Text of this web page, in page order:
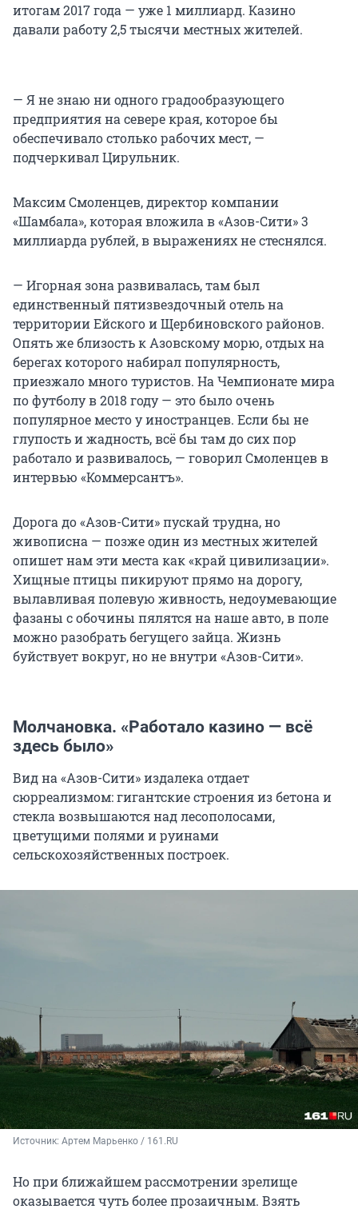
итогам 2017 года — уже 1 миллиард. Казино
давали работу 2,5 тысячи местных жителей.
— Я не знаю ни одного градообразующего
предприятия на севере края, которое бы
обеспечивало столько рабочих мест, —
подчеркивал Цирульник.
Максим Смоленцев, директор компании
«Шамбала», которая вложила в «Азов-Сити» 3
миллиарда рублей, в выражениях не стеснялся.
— Игорная зона развивалась, там был
единственный пятизвездочный отель на
территории Ейского и Щербиновского районов.
Опять же близость к Азовскому морю, отдых на
берегах которого набирал популярность,
приезжало много туристов. На Чемпионате мира
по футболу в 2018 году — это было очень
популярное место у иностранцев. Если бы не
глупость и жадность, всё бы там до сих пор
работало и развивалось, — говорил Смоленцев в
интервью «Коммерсантъ».
Дорога до «Азов-Сити» пускай трудна, но
живописна — позже один из местных жителей
опишет нам эти места как «край цивилизации».
Хищные птицы пикируют прямо на дорогу,
вылавливая полевую живность, недоумевающие
фазаны с обочины пялятся на наше авто, в поле
можно разобрать бегущего зайца. Жизнь
буйствует вокруг, но не внутри «Азов-Сити».
Молчановка. «Работало казино — всё
здесь было»
Вид на «Азов-Сити» издалека отдает
сюрреализмом: гигантские строения из бетона и
стекла возвышаются над лесополосами,
цветущими полями и руинами
сельскохозяйственных построек.
Источник: Артем Марьенко / 161.RU
Но при ближайшем рассмотрении зрелище
оказывается чуть более прозаичным. Взять